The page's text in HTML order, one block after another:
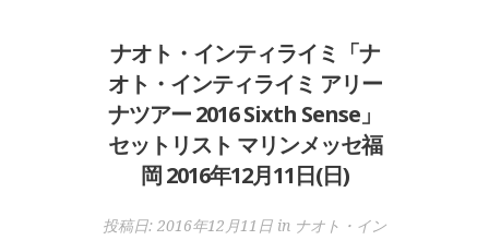
ナオト・インティライミ「ナ
オト・インティライミ アリー
ナツアー 2016 Sixth Sense」
セットリスト マリンメッセ福
岡 2016年12月11日(日)
投稿日: 2016年12月11日 in ナオト・イン